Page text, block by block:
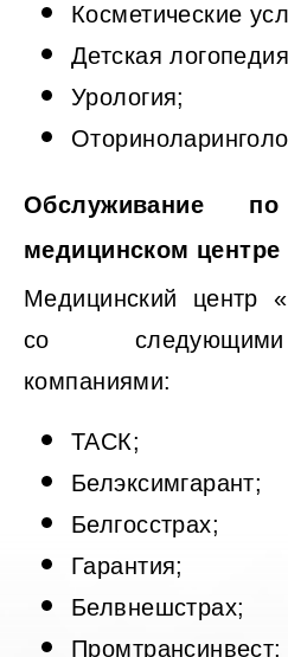
Косметические
Детская
Урология;
Обслуживание
медицинском
Медицинский центр
со
компаниями:
ТАСК;
Белэксимгарант;
Белгосстрах;
Гарантия;
Белвнешстрах;
Промтрансинвест;